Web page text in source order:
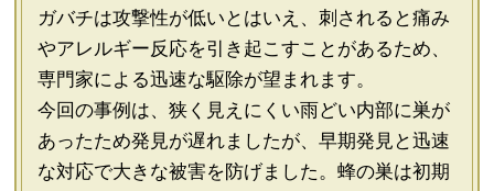
ガバチは攻撃性が低いとはいえ、刺されると痛み
やアレルギー反応を引き起こすことがあるため、
専門家による迅速な駆除が望まれます。
今回の事例は、狭く見えにくい雨どい内部に巣が
あったため発見が遅れましたが、早期発見と迅速
な対応で大きな被害を防げました。蜂の巣は初期